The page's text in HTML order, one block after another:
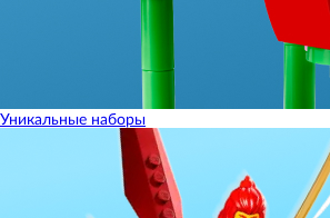
Уникальные наборы